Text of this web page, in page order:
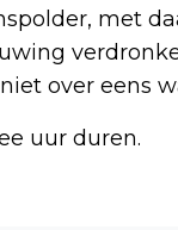
met
over eens
uur duren.